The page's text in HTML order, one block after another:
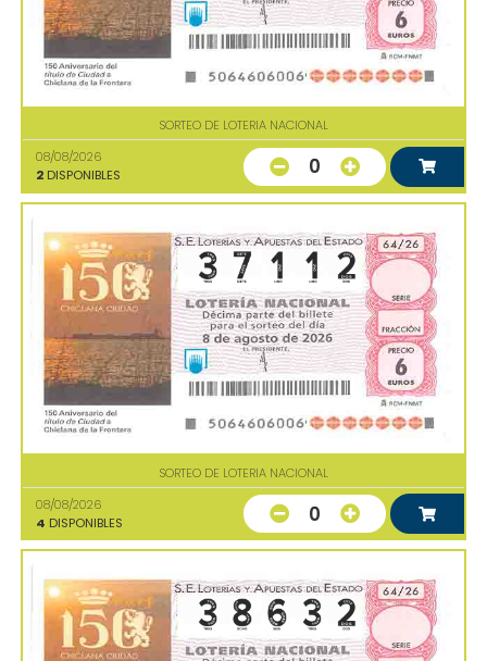
SORTEO DE LOTERIA NACIONAL
08/08/2026
2 DISPONIBLES 0
SORTEO DE LOTERIA NACIONAL
08/08/2026
4 DISPONIBLES 0